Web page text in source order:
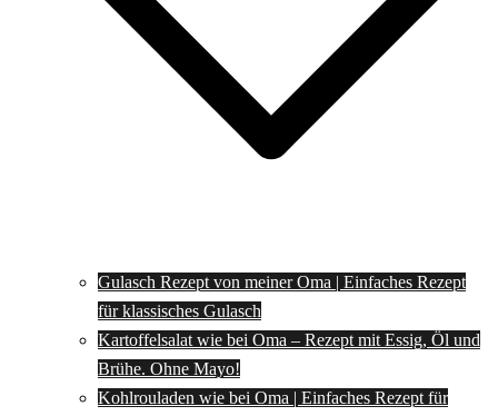
Gulasch Rezept von meiner Oma | Einfaches Rezept
für klassisches Gulasch
Kartoffelsalat wie bei Oma – Rezept mit Essig, Öl und
Brühe. Ohne Mayo!
Kohlrouladen wie bei Oma | Einfaches Rezept für